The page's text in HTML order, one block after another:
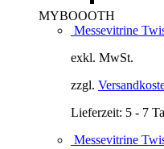
MYBOOOTH
Messevitrine
exkl. MwSt.
zzgl.
Lieferzeit: 5 - 7
Messevitrine